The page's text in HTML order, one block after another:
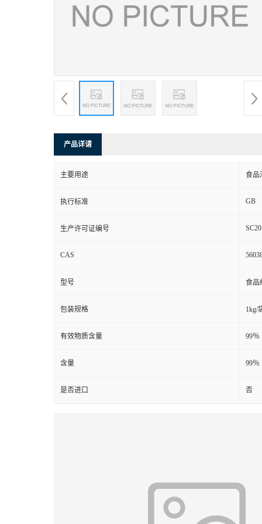
产品详请
主要用途 食品
执行标准 GB
生产许可证编号
CAS
型号 食品
包装规格 1kg/
有效物质含量 99％
含量 99％
是否进口 否